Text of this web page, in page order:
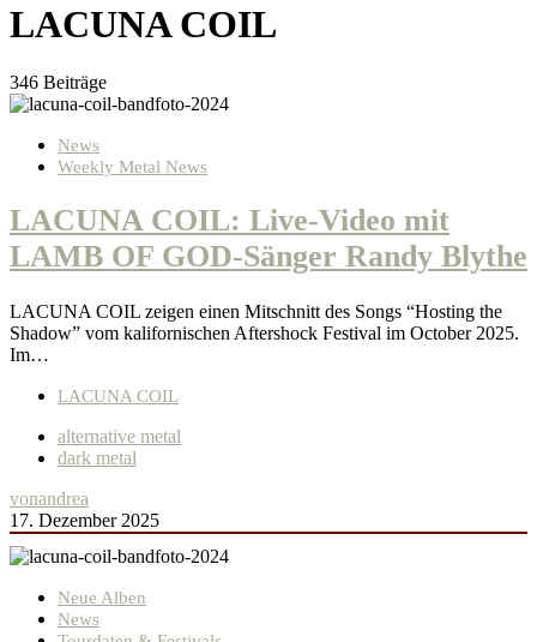
LACUNA COIL
346 Beiträge
News
Weekly Metal News
LACUNA COIL: Live-Video mit
LAMB OF GOD-Sänger Randy Blythe
LACUNA COIL zeigen einen Mitschnitt des Songs “Hosting the
Shadow” vom kalifornischen Aftershock Festival im October 2025.
Im…
LACUNA COIL
alternative metal
dark metal
vonandrea
17. Dezember 2025
Neue Alben
News